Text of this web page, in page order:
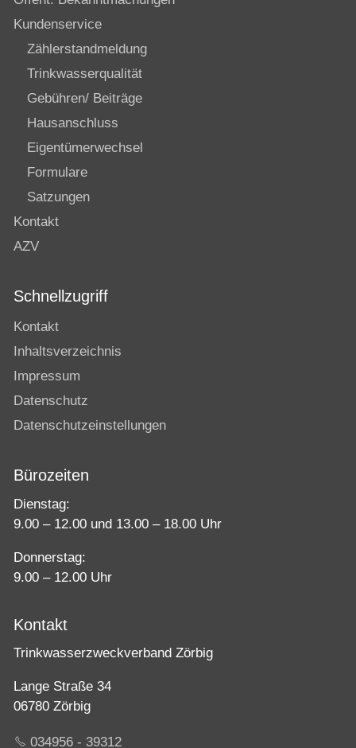
Kundenservice
Zählerstandmeldung
Trinkwasserqualität
Gebühren/ Beiträge
Hausanschluss
Eigentümerwechsel
Formulare
Satzungen
Kontakt
AZV
Schnellzugriff
Kontakt
Inhaltsverzeichnis
Impressum
Datenschutz
Datenschutzeinstellungen
Bürozeiten
Dienstag:
9.00 – 12.00 und 13.00 – 18.00 Uhr
Donnerstag:
9.00 – 12.00 Uhr
Kontakt
Trinkwasserzweckverband Zörbig
Lange Straße 34
06780 Zörbig
034956 - 39312